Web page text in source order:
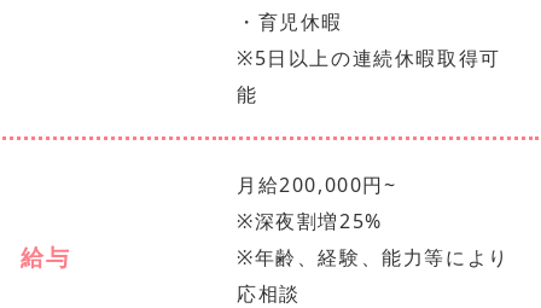
・育児休暇
※5日以上の連続休暇取得可
能
給与
月給200,000円~
※深夜割増25%
※年齢、経験、能力等により
応相談